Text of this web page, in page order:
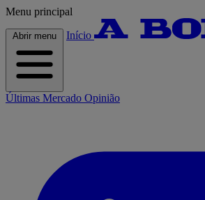
Menu principal
Abrir menu Início
Últimas Mercado Opinião